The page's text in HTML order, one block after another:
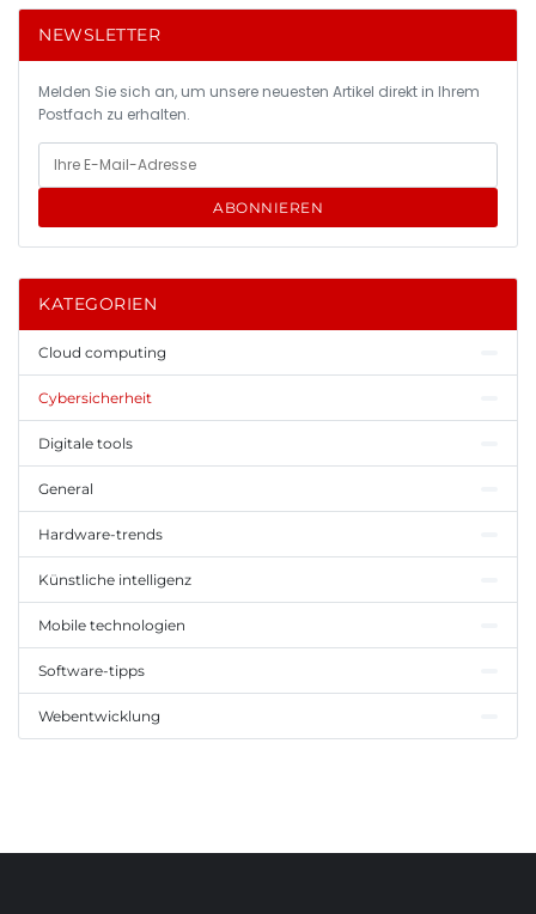
NEWSLETTER
Melden Sie sich an, um unsere neuesten Artikel direkt in Ihrem
Postfach zu erhalten.
ABONNIEREN
KATEGORIEN
Cloud computing
Cybersicherheit
Digitale tools
General
Hardware-trends
Künstliche intelligenz
Mobile technologien
Software-tipps
Webentwicklung